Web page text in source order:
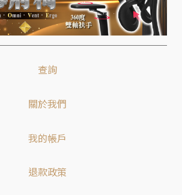
查詢
關於我們
我的帳戶
退款政策